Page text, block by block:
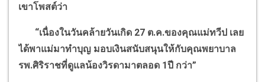
เขาโพสต์ว่า
“เนื่องในวันคล้ายวันเกิด 27 ต.ค.ของคุณแม่ทวีป เลย
ได้พาแม่มาทำบุญ มอบเงินสนับสนุนให้กับคุณพยาบาล
รพ.ศิริราชที่ดูแลน้องวิรดามาตลอด 1ปี กว่า”